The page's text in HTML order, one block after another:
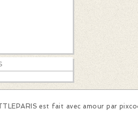
est fait avec amour par